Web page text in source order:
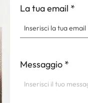
La tua email *
Messaggio *